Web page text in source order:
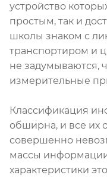
устройство
простым, так и
школы знаком с
транспортиром и
не задумываются,
измерительные
Классификация
обширна, и все их
совершенно
массы
характеристики